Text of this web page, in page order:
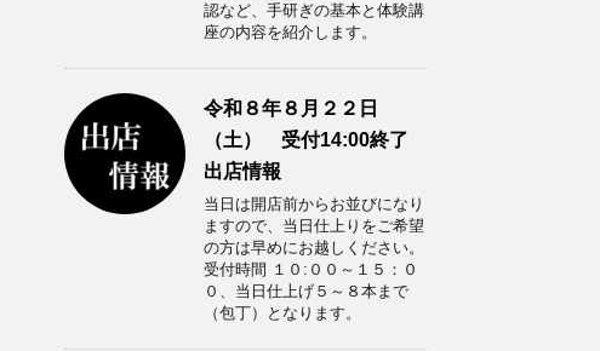
認など、手研ぎの基本と体験講
座の内容を紹介します。
令和８年８月２２日
（土） 受付14:00終了
出店情報
当日は開店前からお並びになり
ますので、当日仕上りをご希望
の方は早めにお越しください。
受付時間 １０:００～１５：０
０、当日仕上げ５～８本まで
（包丁）となります。